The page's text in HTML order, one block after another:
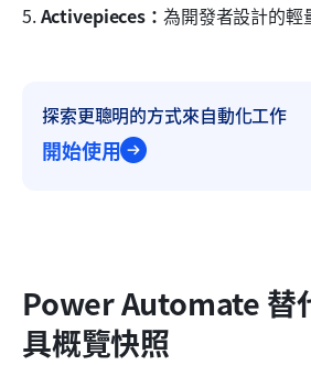
5. Activepieces： 為開發者設計的輕
探索更聰明的方式來自動化工作
開始使用
Power Automate 替
具概覽快照